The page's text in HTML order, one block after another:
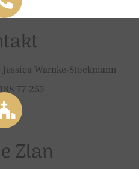
Warnke-Stockmann
77 255
Zlan